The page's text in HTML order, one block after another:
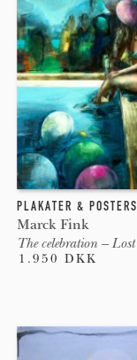
PLAKATER & POSTERS
Marck Fink
1.950 DKK